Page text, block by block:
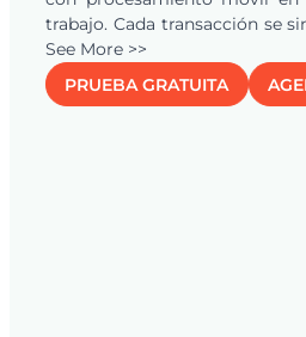
trabajo. Cada transacción se
sistema para una visibilidad
QuickBooksOnline
eliminando la doble
See More >>
PRUEBA GRATUITA